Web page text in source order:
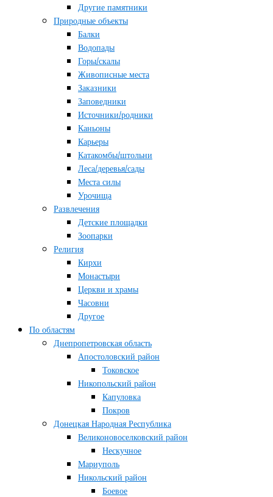
Другие памятники
Природные объекты
Балки
Водопады
Горы/скалы
Живописные места
Заказники
Заповедники
Источники/родники
Каньоны
Карьеры
Катакомбы/штольни
Леса/деревья/сады
Места силы
Урочища
Развлечения
Детские площадки
Зоопарки
Религия
Кирхи
Монастыри
Церкви и храмы
Часовни
Другое
По областям
Днепропетровская область
Апостоловский район
Токовское
Никопольский район
Капуловка
Покров
Донецкая Народная Республика
Великоновоселковский район
Нескучное
Мариуполь
Никольский район
Боевое